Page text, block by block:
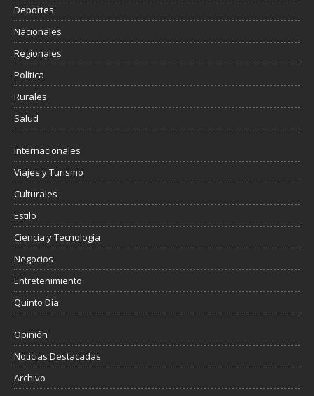
Deportes
Nacionales
Regionales
Política
Rurales
Salud
Internacionales
Viajes y Turismo
Culturales
Estilo
Ciencia y Tecnología
Negocios
Entretenimiento
Quinto Día
Opinión
Noticias Destacadas
Archivo